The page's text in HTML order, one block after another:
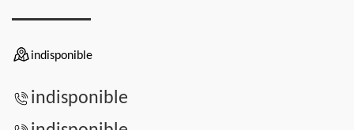
indisponible
indisponible